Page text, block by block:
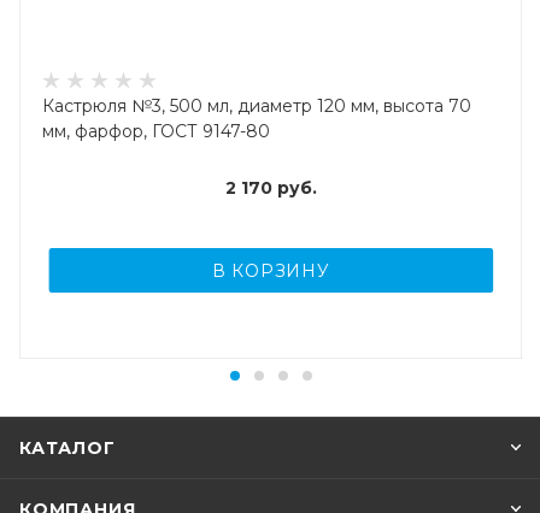
Кастрюля №3, 500 мл, диаметр 120 мм, высота 70
мм, фарфор, ГОСТ 9147-80
2 170руб.
В КОРЗИНУ
КАТАЛОГ